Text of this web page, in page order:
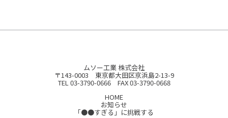
ムソー工業 株式会社
〒143-0003 東京都大田区京浜島2-13-9
TEL 03-3790-0666 FAX 03-3790-0668
HOME
お知らせ
「●●すぎる」に挑戦する